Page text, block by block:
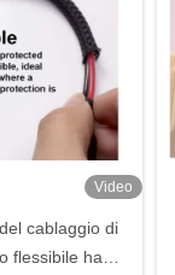
Video
cablaggio di
flessibile ha